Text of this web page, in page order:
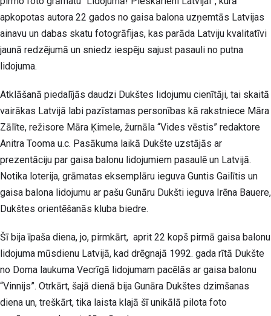
pirmo foto grāmatu “Lidojumā! Pieskārieni Latvijai” , kurā
apkopotas autora 22 gados no gaisa balona uzņemtās Latvijas
ainavu un dabas skatu fotogrāfijas, kas parāda Latviju kvalitatīvi
jaunā redzējumā un sniedz iespēju sajust pasauli no putna
lidojuma.
Atklāšanā piedalījās daudzi Dukštes lidojumu cienītāji, tai skaitā
vairākas Latvijā labi pazīstamas personības kā rakstniece Māra
Zālīte, režisore Māra Ķimele, žurnāla “Vides vēstis” redaktore
Anitra Tooma u.c. Pasākuma laikā Dukšte uzstājās ar
prezentāciju par gaisa balonu lidojumiem pasaulē un Latvijā.
Notika loterija, grāmatas eksemplāru ieguva Guntis Gailītis un
gaisa balona lidojumu ar pašu Gunāru Dukšti ieguva Irēna Bauere,
Dukštes orientēšanās kluba biedre.
Šī bija īpaša diena, jo, pirmkārt, aprit 22 kopš pirmā gaisa balonu
lidojuma mūsdienu Latvijā, kad drēgnajā 1992. gada rītā Dukšte
no Doma laukuma Vecrīgā lidojumam pacēlās ar gaisa balonu
“Vinnijs”. Otrkārt, šajā dienā bija Gunāra Dukštes dzimšanas
diena un, treškārt, tika laista klajā šī unikālā pilota foto